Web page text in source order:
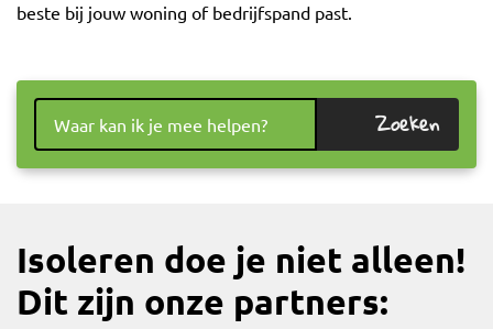
beste bij jouw woning of bedrijfspand past.
Zoeken
Isoleren doe je niet alleen!
Dit zijn onze partners: